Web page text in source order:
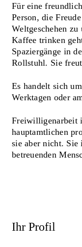
Für eine
Person, die
Weltgeschehen zu
Kaffee trinken
Spaziergänge in
Rollstuhl. Sie
Es handelt sich
Werktagen oder
Freiwilligenarbeit
hauptamtlichen
sie aber nicht. Sie
betreuenden
Ihr Profil